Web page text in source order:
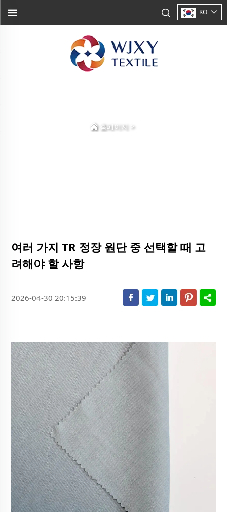
KO
홈페이지>
여러 가지 TR 정장 원단 중 선택할 때 고
려해야 할 사항
2026-04-30 20:15:39